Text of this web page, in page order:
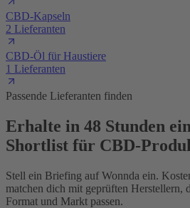
CBD-Kapseln
2 Lieferanten
CBD-Öl für Haustiere
1 Lieferanten
Passende Lieferanten finden
Erhalte in 48 Stunden
Shortlist für CBD-
Stell ein Briefing auf Wonnda ein.
matchen dich mit geprüften Herstellern,
Format und Markt passen.